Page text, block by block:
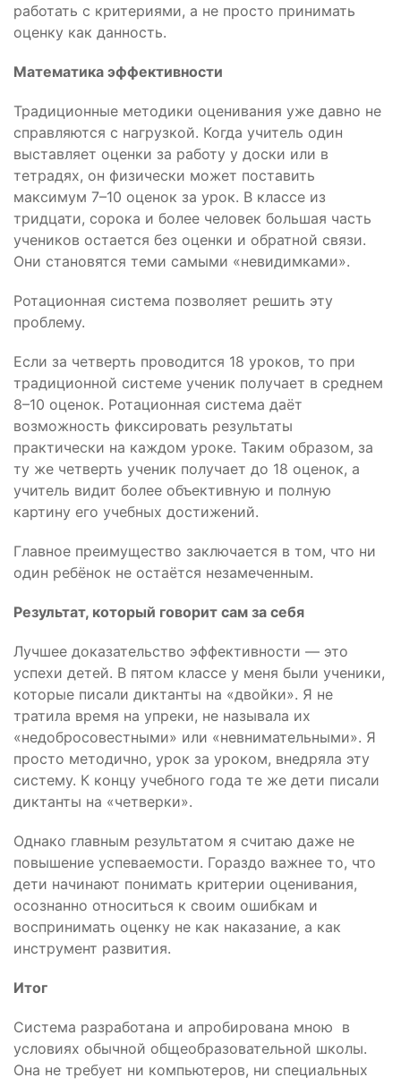
работать с критериями, а не просто принимать
оценку как данность.
Математика эффективности
Традиционные методики оценивания уже давно не
справляются с нагрузкой. Когда учитель один
выставляет оценки за работу у доски или в
тетрадях, он физически может поставить
максимум 7–10 оценок за урок. В классе из
тридцати, сорока и более человек большая часть
учеников остается без оценки и обратной связи.
Они становятся теми самыми «невидимками».
Ротационная система позволяет решить эту
проблему.
Если за четверть проводится 18 уроков, то при
традиционной системе ученик получает в среднем
8–10 оценок. Ротационная система даёт
возможность фиксировать результаты
практически на каждом уроке. Таким образом, за
ту же четверть ученик получает до 18 оценок, а
учитель видит более объективную и полную
картину его учебных достижений.
Главное преимущество заключается в том, что ни
один ребёнок не остаётся незамеченным.
Результат, который говорит сам за себя
Лучшее доказательство эффективности — это
успехи детей. В пятом классе у меня были ученики,
которые писали диктанты на «двойки». Я не
тратила время на упреки, не называла их
«недобросовестными» или «невнимательными». Я
просто методично, урок за уроком, внедряла эту
систему. К концу учебного года те же дети писали
диктанты на «четверки».
Однако главным результатом я считаю даже не
повышение успеваемости. Гораздо важнее то, что
дети начинают понимать критерии оценивания,
осознанно относиться к своим ошибкам и
воспринимать оценку не как наказание, а как
инструмент развития.
Итог
Система разработана и апробирована мною в
условиях обычной общеобразовательной школы.
Она не требует ни компьютеров, ни специальных